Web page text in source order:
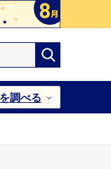
調べる